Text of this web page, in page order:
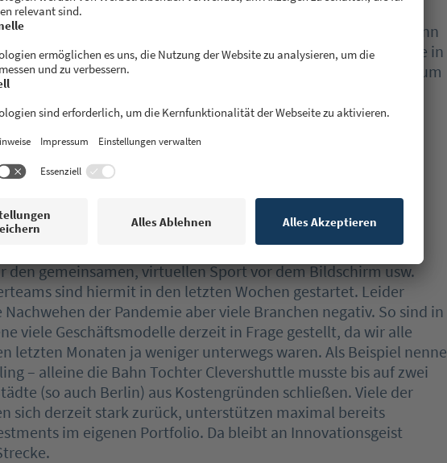
scheitern, das ist heute nicht mehr so schlimm. Wichtig ist,
mitbringt, aus den eigenen Fehlern zu lernen. Das kann
im selben Startup der Fall sein, einen Strategiewechsel gerade in
nehmen viele Startups vor und finden somit ihren Weg zum
beeinflusst die derzeitige Pandemie die
in Deutschland?
einmal recht viele neue Startups in Bereichen, die zuvor
auf unserem Radar waren. Home delivery services, Sports-
den gemeinsamen, virtuellen Sport vor dem Bildschirm usw.
sind hiermit in den letzten Wochen gestartet. Leider
der Pandemie aber viele Branchen negativ. So sind in
viele Geschäftsmodelle derzeit in Frage gestellt, da wir alle
letzten Monaten ja weniger unterwegs waren. Als Beispiel nenne
– alleine die Bahn Tochter Clevershuttle musste bis auf zwei
(so auch Berlin) aus Kostengründen schließen. Viele der
sich derzeit stark zurück, unterstützen maximal bereits
im eigenen Portfolio. Da bleibt an Innovationsgeist